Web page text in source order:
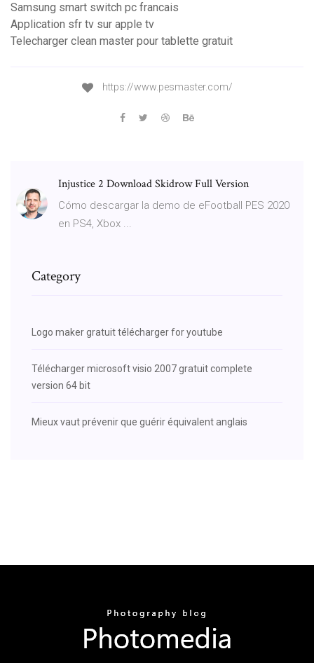
Samsung smart switch pc francais
Application sfr tv sur apple tv
Telecharger clean master pour tablette gratuit
https://www.pesmaster.com/
Injustice 2 Download Skidrow Full Version
Cómo descargar la demo de eFootball PES 2020
en PS4, Xbox ...
Category
Logo maker gratuit télécharger for youtube
Télécharger microsoft visio 2007 gratuit complete
version 64 bit
Mieux vaut prévenir que guérir équivalent anglais